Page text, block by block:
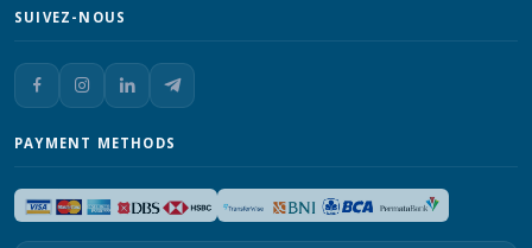
SUIVEZ-NOUS
PAYMENT METHODS